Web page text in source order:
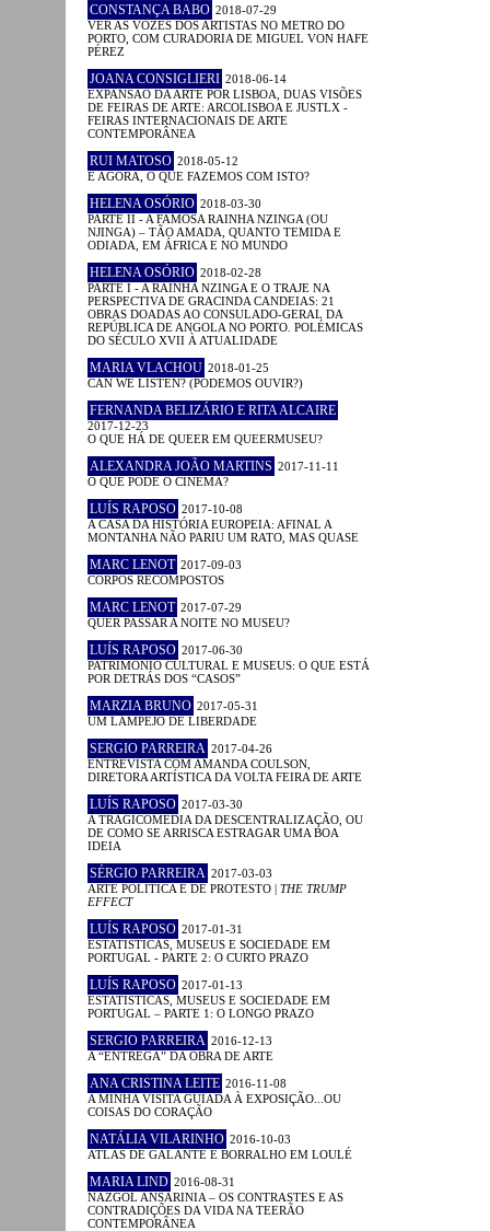
CONSTANÇA BABO 2018-07-29
VER AS VOZES DOS ARTISTAS NO METRO DO
PORTO, COM CURADORIA DE MIGUEL VON HAFE
PÉREZ
JOANA CONSIGLIERI 2018-06-14
EXPANSÃO DA ARTE POR LISBOA, DUAS VISÕES
DE FEIRAS DE ARTE: ARCOLISBOA E JUSTLX -
FEIRAS INTERNACIONAIS DE ARTE
CONTEMPORÂNEA
RUI MATOSO 2018-05-12
E AGORA, O QUE FAZEMOS COM ISTO?
HELENA OSÓRIO 2018-03-30
PARTE II - A FAMOSA RAINHA NZINGA (OU
NJINGA) – TÃO AMADA, QUANTO TEMIDA E
ODIADA, EM ÁFRICA E NO MUNDO
HELENA OSÓRIO 2018-02-28
PARTE I - A RAINHA NZINGA E O TRAJE NA
PERSPECTIVA DE GRACINDA CANDEIAS: 21
OBRAS DOADAS AO CONSULADO-GERAL DA
REPÚBLICA DE ANGOLA NO PORTO. POLÉMICAS
DO SÉCULO XVII À ATUALIDADE
MARIA VLACHOU 2018-01-25
CAN WE LISTEN? (PODEMOS OUVIR?)
FERNANDA BELIZÁRIO E RITA ALCAIRE
2017-12-23
O QUE HÁ DE QUEER EM QUEERMUSEU?
ALEXANDRA JOÃO MARTINS 2017-11-11
O QUE PODE O CINEMA?
LUÍS RAPOSO 2017-10-08
A CASA DA HISTÓRIA EUROPEIA: AFINAL A
MONTANHA NÃO PARIU UM RATO, MAS QUASE
MARC LENOT 2017-09-03
CORPOS RECOMPOSTOS
MARC LENOT 2017-07-29
QUER PASSAR A NOITE NO MUSEU?
LUÍS RAPOSO 2017-06-30
PATRIMÓNIO CULTURAL E MUSEUS: O QUE ESTÁ
POR DETRÁS DOS “CASOS”
MARZIA BRUNO 2017-05-31
UM LAMPEJO DE LIBERDADE
SERGIO PARREIRA 2017-04-26
ENTREVISTA COM AMANDA COULSON,
DIRETORA ARTÍSTICA DA VOLTA FEIRA DE ARTE
LUÍS RAPOSO 2017-03-30
A TRAGICOMÉDIA DA DESCENTRALIZAÇÃO, OU
DE COMO SE ARRISCA ESTRAGAR UMA BOA
IDEIA
SÉRGIO PARREIRA 2017-03-03
ARTE POLÍTICA E DE PROTESTO | THE TRUMP
EFFECT
LUÍS RAPOSO 2017-01-31
ESTATÍSTICAS, MUSEUS E SOCIEDADE EM
PORTUGAL - PARTE 2: O CURTO PRAZO
LUÍS RAPOSO 2017-01-13
ESTATÍSTICAS, MUSEUS E SOCIEDADE EM
PORTUGAL – PARTE 1: O LONGO PRAZO
SERGIO PARREIRA 2016-12-13
A “ENTREGA” DA OBRA DE ARTE
ANA CRISTINA LEITE 2016-11-08
A MINHA VISITA GUIADA À EXPOSIÇÃO...OU
COISAS DO CORAÇÃO
NATÁLIA VILARINHO 2016-10-03
ATLAS DE GALANTE E BORRALHO EM LOULÉ
MARIA LIND 2016-08-31
NAZGOL ANSARINIA – OS CONTRASTES E AS
CONTRADIÇÕES DA VIDA NA TEERÃO
CONTEMPORÂNEA